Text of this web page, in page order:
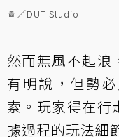
圖／DUT Studio
然而無風不起浪
有明說，但勢
索。玩家得在行
據過程的玩法細